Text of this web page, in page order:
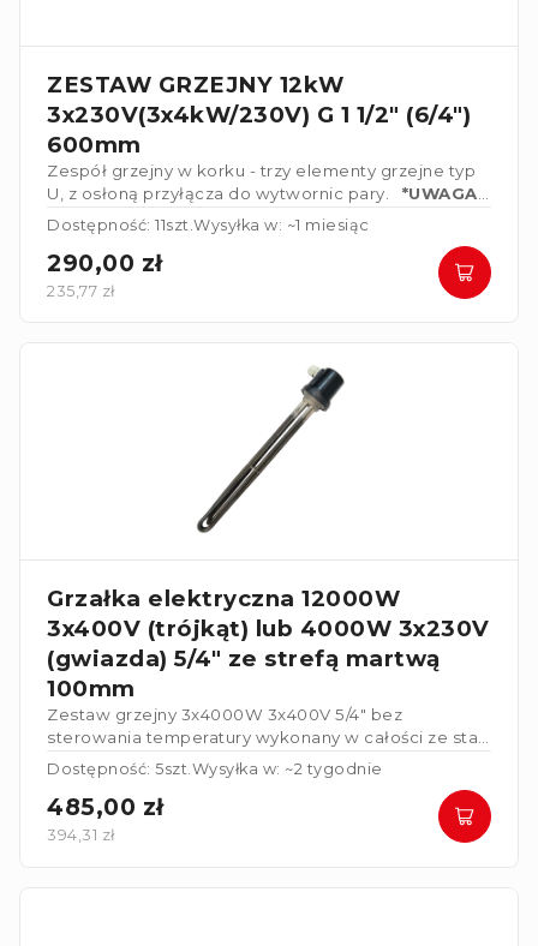
ZESTAW GRZEJNY 12kW
3x230V(3x4kW/230V) G 1 1/2" (6/4")
600mm
Zespół grzejny w korku - trzy elementy grzejne typ
U, z osłoną przyłącza do wytwornic pary.
*UWAGA*
Elementy grzejne połączone w gwiazdę 3x230V
Dostępność: 11szt.Wysyłka w: ~1 miesiąc
290,00 zł
235,77 zł
Grzałka elektryczna 12000W
3x400V (trójkąt) lub 4000W 3x230V
(gwiazda) 5/4" ze strefą martwą
100mm
Zestaw grzejny 3x4000W 3x400V 5/4" bez
sterowania temperatury wykonany w całości ze stali
nierdzewnej. Grzałka posiada strefę martwą
100mm
Dostępność: 5szt.Wysyłka w: ~2 tygodnie
485,00 zł
394,31 zł